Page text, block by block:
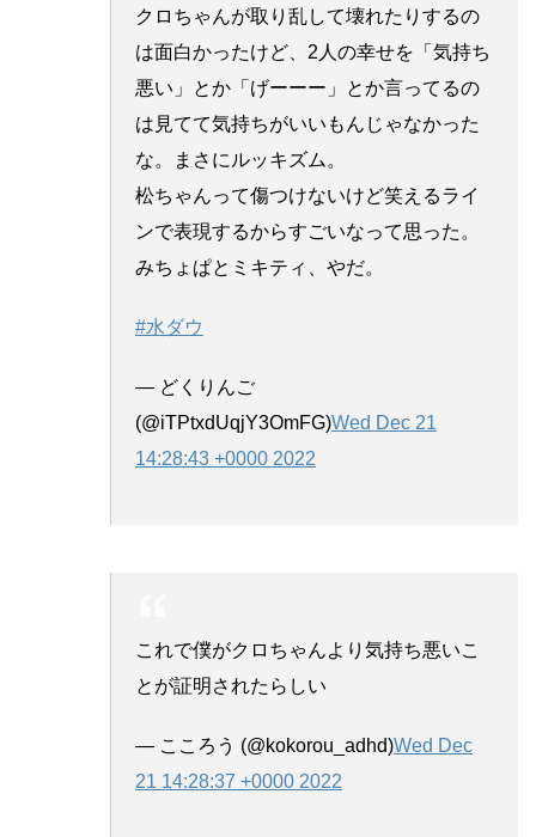
クロちゃんが取り乱して壊れたりするの
は面白かったけど、2人の幸せを「気持ち
悪い」とか「げーーー」とか言ってるの
は見てて気持ちがいいもんじゃなかった
な。まさにルッキズム。
松ちゃんって傷つけないけど笑えるライ
ンで表現するからすごいなって思った。
みちょぱとミキティ、やだ。
#水ダウ
— どくりんご
(@iTPtxdUqjY3OmFG)Wed Dec 21
14:28:43 +0000 2022
これで僕がクロちゃんより気持ち悪いこ
とが証明されたらしい
— こころう (@kokorou_adhd)Wed Dec
21 14:28:37 +0000 2022